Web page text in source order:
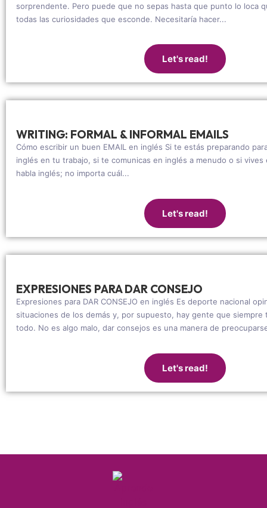
sorprendente. Pero puede que no sepas hasta que punto lo loca
todas las curiosidades que esconde. Necesitaría hacer...
Let's read!
WRITING: FORMAL & INFORMAL EMAILS
Cómo escribir un buen EMAIL en inglés Si te estás preparando
inglés en tu trabajo, si te comunicas en inglés a menudo o si
habla inglés; no importa cuál...
Let's read!
EXPRESIONES PARA DAR CONSEJO
Expresiones para DAR CONSEJO en inglés Es deporte nacional
situaciones de los demás y, por supuesto, hay gente que siempre
todo. No es algo malo, dar consejos es una manera de
Let's read!